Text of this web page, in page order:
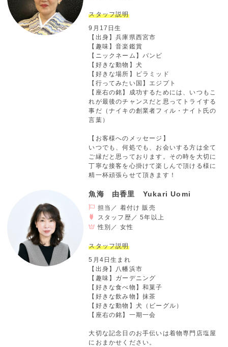
スタッフ説明
9月17日生
【出身】兵庫県西宮市
【趣味】音楽鑑賞
【ニックネーム】バンビ
【好きな動物】犬
【好きな場所】ピラミッド
【行ってみたい国】エジプト
【座右の銘】成功するためには、いつもこ
れが最後のチャンスだと思ってトライする
事だ（ナイキの創業者フィル・ナイト氏の
言葉）
【お客様へのメッセージ】
いつでも、何処でも、お会いする方は全て
ご縁だと思っております。その時を大切に
丁寧な接客を心掛けて楽しんで頂ける様に
精一杯頑張らせて頂きます！
魚海 由香里 Yukari Uomi
担当／ 着付け 販売
スタッフ歴／ 5年以上
性別／ 女性
スタッフ説明
5月4日生まれ
【出身】八幡浜市
【趣味】ガーデニング
【好きな食べ物】和菓子
【好きな飲み物】抹茶
【好きな動物】犬（ビーグル）
【座右の銘】一期一会
大切な記念日のお手伝いは着物専門店塩屋
におまかせください。